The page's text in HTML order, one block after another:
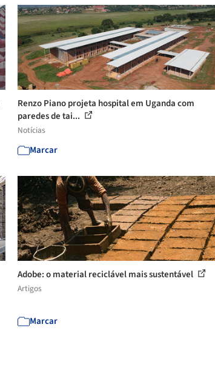
Renzo Piano projeta hospital em Uganda com
paredes de tai...
Notícias
Marcar
Adobe: o material reciclável mais sustentável
Artigos
Marcar